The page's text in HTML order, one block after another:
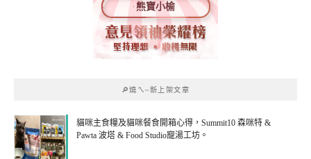
熊寶小榆
🔎燒ㄟ~新上架文章
貓咪主食糧及貓咪餐食開箱心得，Summit10 森咪特 &
Pawta 波塔 & Food Studio寵湯工坊。